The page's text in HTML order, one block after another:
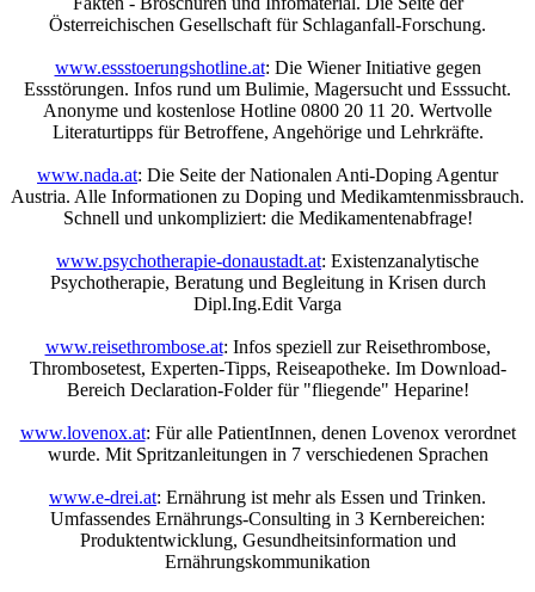
Österreichischen Gesellschaft für Schlaganfall-Forschung.
www.essstoerungshotline.at: Die Wiener Initiative gegen
Essstörungen. Infos rund um Bulimie, Magersucht und Esssucht.
Anonyme und kostenlose Hotline 0800 20 11 20. Wertvolle
Literaturtipps für Betroffene, Angehörige und Lehrkräfte.
www.nada.at: Die Seite der Nationalen Anti-Doping Agentur
Austria. Alle Informationen zu Doping und Medikamtenmissbrauch.
Schnell und unkompliziert: die Medikamentenabfrage!
www.psychotherapie-donaustadt.at: Existenzanalytische
Psychotherapie, Beratung und Begleitung in Krisen durch
Dipl.Ing.Edit Varga
www.reisethrombose.at: Infos speziell zur Reisethrombose,
Thrombosetest, Experten-Tipps, Reiseapotheke. Im Download-
Bereich Declaration-Folder für "fliegende" Heparine!
www.lovenox.at: Für alle PatientInnen, denen Lovenox verordnet
wurde. Mit Spritzanleitungen in 7 verschiedenen Sprachen
www.e-drei.at: Ernährung ist mehr als Essen und Trinken.
Umfassendes Ernährungs-Consulting in 3 Kernbereichen:
Produktentwicklung, Gesundheitsinformation und
Ernährungskommunikation